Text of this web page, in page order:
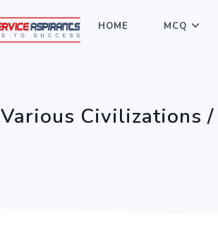
HOME MCQ
Various Civilizations /